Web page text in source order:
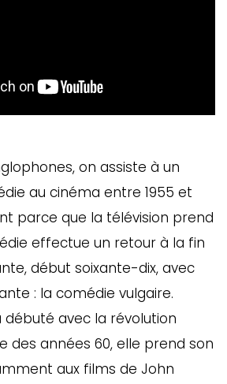
on assiste à un
au cinéma entre 1955 et
parce que la télévision prend
effectue un retour à la fin
début soixante-dix, avec
: la comédie vulgaire.
débuté avec la révolution
des années 60, elle prend son
aux films de John